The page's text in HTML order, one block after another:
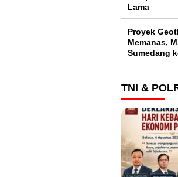
Lama
Proyek
Memanas,
Sumedang
TNI &